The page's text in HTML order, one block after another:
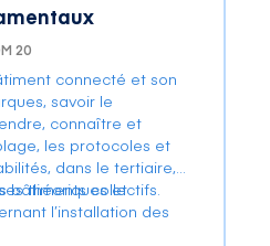
20
connecté et son
savoir le
connaître et
les protocoles et
dans le tertiaire,
bâtiments collectifs.
théoriques et
l’installation des